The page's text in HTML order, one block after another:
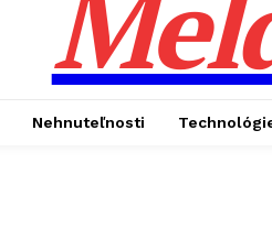
Nehnuteľnosti